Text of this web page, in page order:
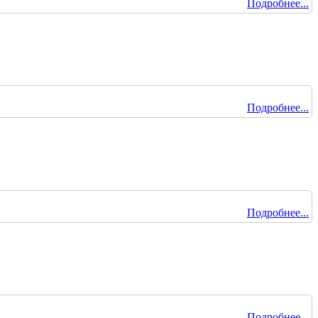
Подробнее...
Подробнее...
Подробнее...